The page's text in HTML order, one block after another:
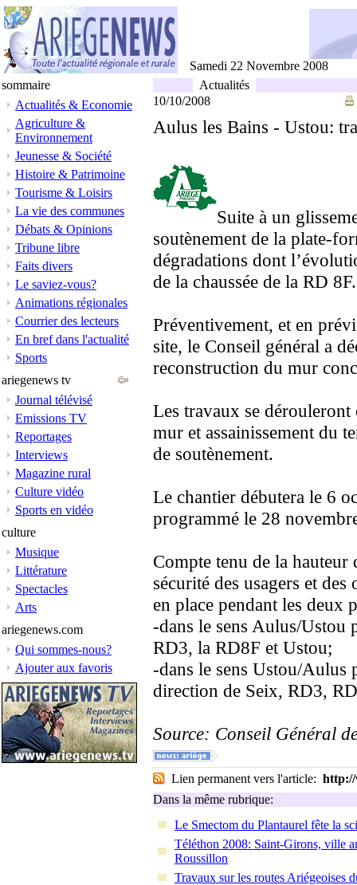
Samedi 22 Novembre 2008
sommaire
Actualités & Economie
Agriculture &
Environnement
Jeunesse & Société
Histoire & Patrimoine
Tourisme & Loisirs
La vie des communes
Débats & Opinions
Tribune libre
Faits divers
Le saviez-vous?
Animations régionales
Courrier des lecteurs
En bref dans l'actualité
Sports
ariegenews tv
Journal télévisé
Emissions TV
Reportages
Interviews
Magazine rural
Culture vidéo
Sports en vidéo
culture
Musique
Littérature
Spectacles
Arts
ariegenews.com
Qui sommes-nous?
Ajouter aux favoris
Actualités
10/10/2008
Aulus les Bains - Ustou:
Suite à un
soutènement de la plate-
dégradations dont
de la chaussée de la RD 8F.
Préventivement, et en
site, le Conseil général a
reconstruction du mur
Les travaux se dérouleront
mur et assainissement du
de soutènement.
Le chantier débutera le 6
programmé le 28
Compte tenu de la
sécurité des usagers et
en place pendant les deux
-dans le sens Aulus/Ustou
RD3, la RD8F et Ustou;
-dans le sens Ustou/Aulus
direction de Seix, RD3,
Source: Conseil Général
Lien permanent vers l'article: http://
Dans la même rubrique:
Le Smectom du Plantaurel fête la
Téléthon 2008: Saint-Girons, ville
Roussillon
Travaux sur les routes Ariégeoises